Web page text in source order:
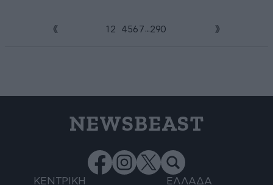
1 2 4 56 7 ...290
NEWSBEAST
ΚΕΝΤΡΙΚΗ
ΕΛΛΑΔΑ